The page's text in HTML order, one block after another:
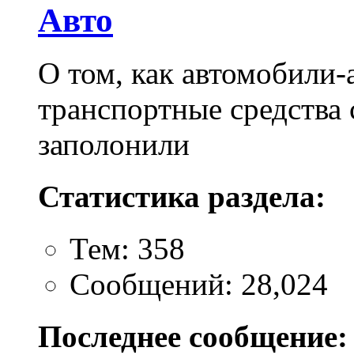
Авто
О том, как
транспортные
заполонили
Статистика раздела:
Тем: 358
Сообщений: 28,024
Последнее сообщение: